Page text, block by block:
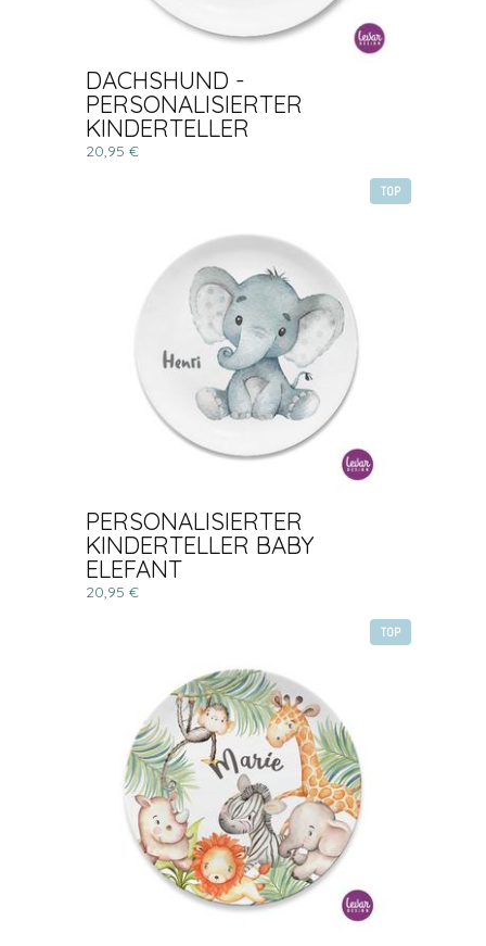
DACHSHUND -
PERSONALISIERTER
KINDERTELLER
20,95 €
TOP
PERSONALISIERTER
KINDERTELLER BABY
ELEFANT
20,95 €
TOP